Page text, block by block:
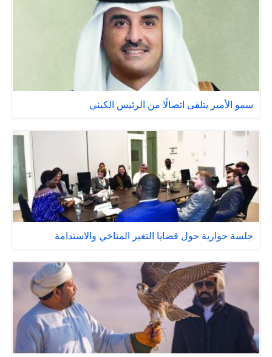
سمو الأمير يتلقى اتصالًا من الرئيس الكيني
جلسة حوارية حول قضايا التغير المناخي والاستدامة